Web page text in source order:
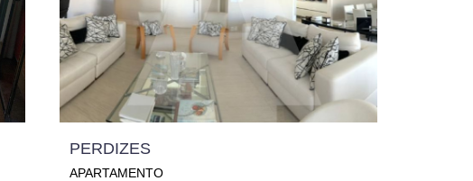
PERDIZES
APARTAMENTO